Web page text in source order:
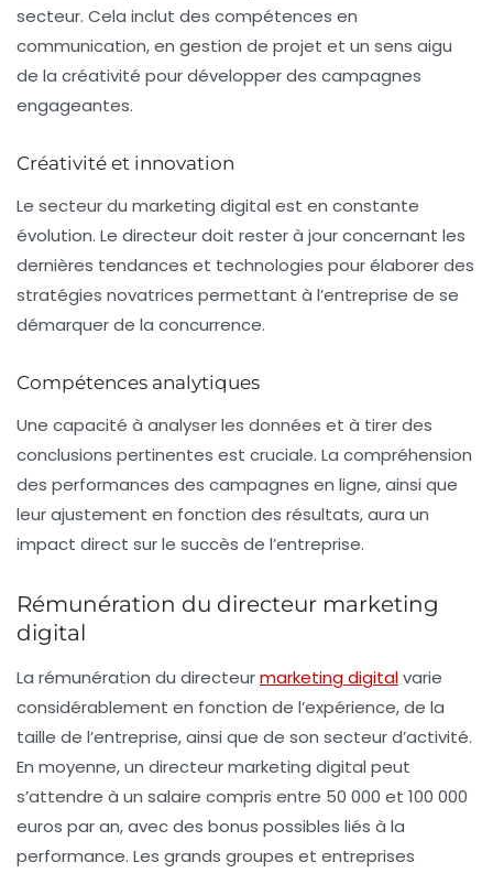
secteur. Cela inclut des compétences en
communication, en gestion de projet et un sens aigu
de la créativité pour développer des campagnes
engageantes.
Créativité et innovation
Le secteur du marketing digital est en constante
évolution. Le directeur doit rester à jour concernant les
dernières tendances et technologies pour élaborer des
stratégies novatrices permettant à l’entreprise de se
démarquer de la concurrence.
Compétences analytiques
Une capacité à analyser les données et à tirer des
conclusions pertinentes est cruciale. La compréhension
des performances des campagnes en ligne, ainsi que
leur ajustement en fonction des résultats, aura un
impact direct sur le succès de l’entreprise.
Rémunération du directeur marketing
digital
La rémunération du directeurmarketing digitalvarie
considérablement en fonction de l’expérience, de la
taille de l’entreprise, ainsi que de son secteur d’activité.
En moyenne, un directeur marketing digital peut
s’attendre à un salaire compris entre 50 000 et 100 000
euros par an, avec des bonus possibles liés à la
performance. Les grands groupes et entreprises